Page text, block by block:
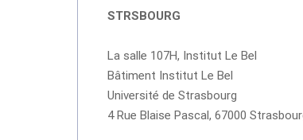
STRSBOURG
La salle 107H, Institut Le Bel
Bâtiment Institut Le Bel
Université de Strasbourg
4 Rue Blaise Pascal, 67000